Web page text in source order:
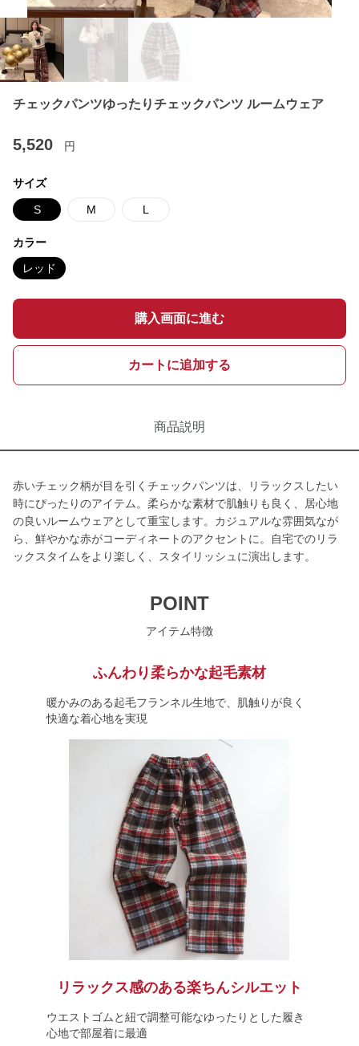
チェックパンツゆったりチェックパンツ ルームウェア
5,520 円
サイズ
S M L
カラー
レッド
購入画面に進む
カートに追加する
商品説明
赤いチェック柄が目を引くチェックパンツは、リラックスしたい
時にぴったりのアイテム。柔らかな素材で肌触りも良く、居心地
の良いルームウェアとして重宝します。カジュアルな雰囲気なが
ら、鮮やかな赤がコーディネートのアクセントに。自宅でのリラ
ックスタイムをより楽しく、スタイリッシュに演出します。
POINT
アイテム特徴
ふんわり柔らかな起毛素材
暖かみのある起毛フランネル生地で、肌触りが良く
快適な着心地を実現
リラックス感のある楽ちんシルエット
ウエストゴムと紐で調整可能なゆったりとした履き
心地で部屋着に最適